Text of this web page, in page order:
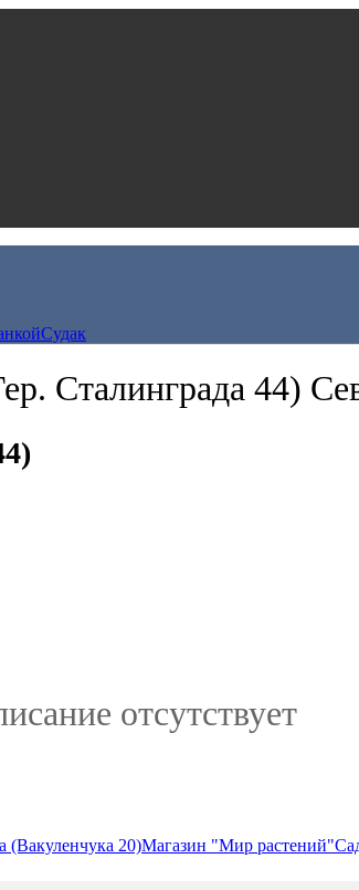
Судак
Сталинграда 44)
отсутствует
(Вакуленчука 20)Магазин "Мир растений"